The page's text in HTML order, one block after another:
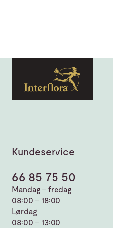
Kundeservice
66 85 75 50
Mandag - fredag
08:00 - 18:00
Lørdag
08:00 - 13:00